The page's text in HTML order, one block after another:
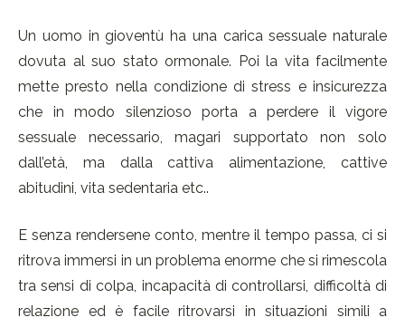
Un uomo in gioventù ha una carica sessuale naturale
dovuta al suo stato ormonale. Poi la vita facilmente
mette presto nella condizione di stress e insicurezza
che in modo silenzioso porta a perdere il vigore
sessuale necessario, magari supportato non solo
dall’età, ma dalla cattiva alimentazione, cattive
abitudini, vita sedentaria etc..
E senza rendersene conto, mentre il tempo passa, ci si
ritrova immersi in un problema enorme che si rimescola
tra sensi di colpa, incapacità di controllarsi, difficoltà di
relazione ed è facile ritrovarsi in situazioni simili a